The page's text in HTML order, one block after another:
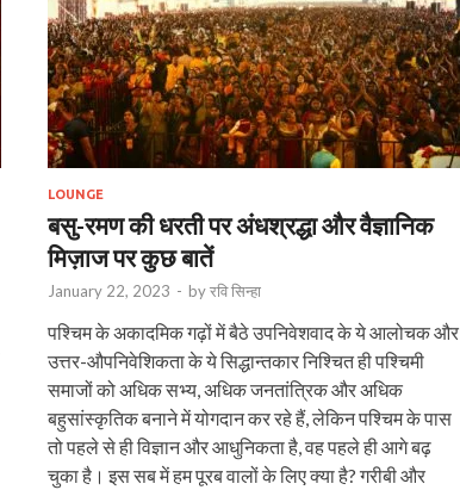
LOUNGE
बसु-रमण की धरती पर अंधश्रद्धा और वैज्ञानिक
मिज़ाज पर कुछ बातें
January 22, 2023 - byरवि सिन्हा
पश्चिम के अकादमिक गढ़ों में बैठे उपनिवेशवाद के ये आलोचक और
उत्तर-औपनिवेशिकता के ये सिद्धान्तकार निश्चित ही पश्चिमी
समाजों को अधिक सभ्य, अधिक जनतांत्रिक और अधिक
बहुसांस्कृतिक बनाने में योगदान कर रहे हैं, लेकिन पश्चिम के पास
तो पहले से ही विज्ञान और आधुनिकता है, वह पहले ही आगे बढ़
चुका है। इस सब में हम पूरब वालों के लिए क्या है? गरीबी और